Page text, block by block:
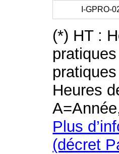
I-GPRO-
(*) HT :
Heures
Plus
(décret